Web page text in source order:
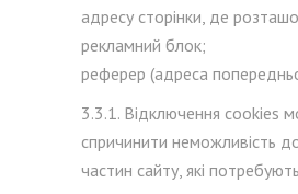
адресу сторінки, де
рекламний блок;
реферер (адреса
3.3.1. Відключення cookies
спричинити неможливість
частин сайту, які